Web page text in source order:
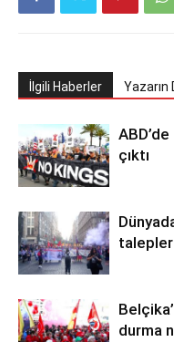
İlgili Haberler Yazarın
çıktı
durma